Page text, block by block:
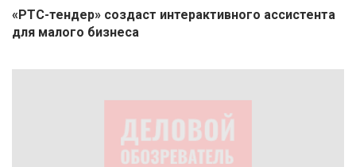
«РТС-тендер» создаст интерактивного ассистента
для малого бизнеса